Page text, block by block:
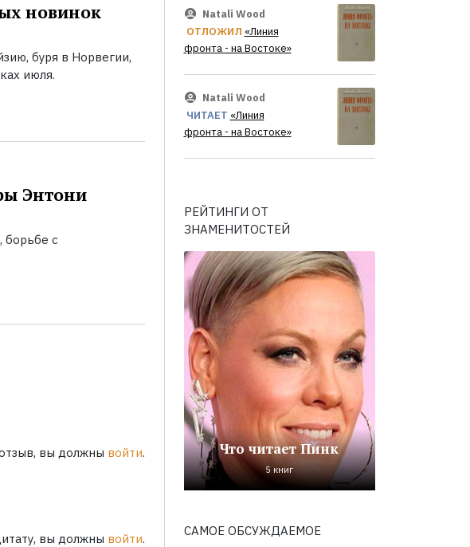
новинок
буря в Норвегии,
июля.
Энтони
борьбе с
вы должны войти.
вы должны войти.
Natali Wood
ОТЛОЖИЛ «Линия
фронта - на Востоке»
Natali Wood
ЧИТАЕТ «Линия
фронта - на Востоке»
РЕЙТИНГИ ОТ
ЗНАМЕНИТОСТЕЙ
Что читает Пинк
5 книг
САМОЕ ОБСУЖДАЕМОЕ